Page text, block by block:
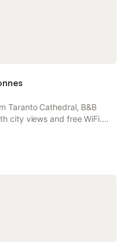
Taranto Cathedral, B&B
city views and free WiFi.
and breakfast for the